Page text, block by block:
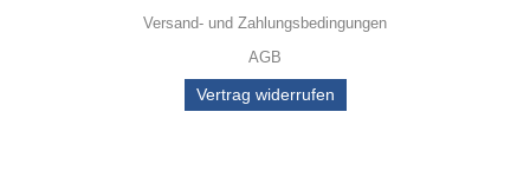
Versand- und Zahlungsbedingungen
AGB
Vertrag widerrufen